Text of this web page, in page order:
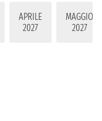
APRILE
2027
MAGGIO
2027